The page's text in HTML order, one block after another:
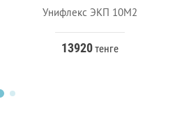
Унифлекс ЭКП 10М2
13920тенге